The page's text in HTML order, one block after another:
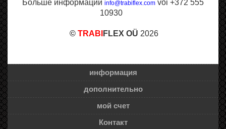
Больше информации info@trabiflex.com või +372 555
10930
© TRABI FLEX OÜ 2026
информация
дополнительно
мой счет
Контакт